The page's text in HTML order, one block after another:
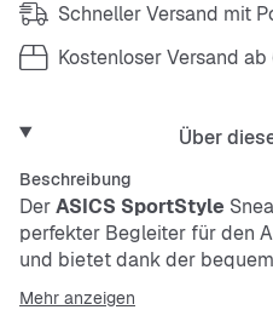
Schneller Versand mit
Kostenloser Versand
Über
Beschreibung
DerASICS SportStyle
perfekter Begleiter für den
und bietet dank der
Die flexible und rutschfeste
sicheren Halt, egal wohin du
Mehr anzeigen